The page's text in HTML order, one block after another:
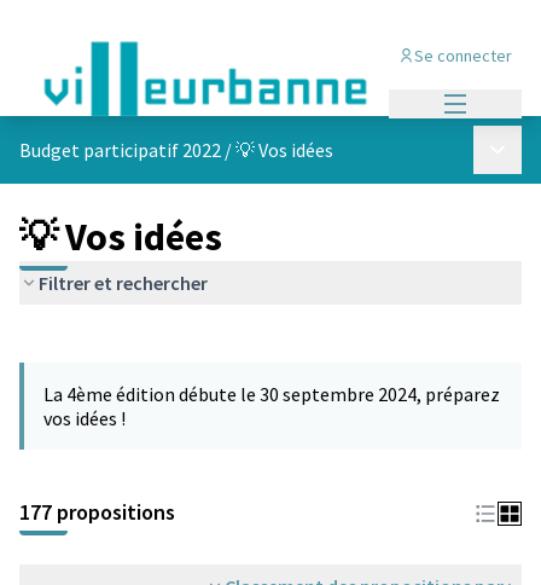
Se connecter
Budget participatif 2022 /💡 Vos idées
💡 Vos idées
Filtrer et rechercher
−
La 4ème édition débute le 30 septembre 2024, préparez
vos idées !
177 propositions